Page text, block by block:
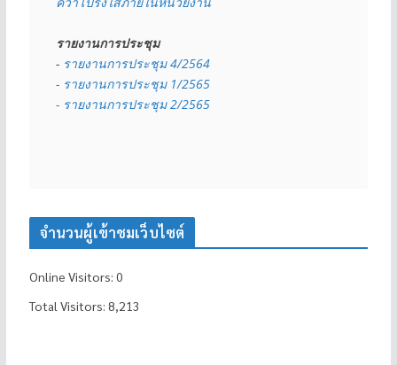
รายงานการประชุม
- รายงานการประชุม 4/2564
- รายงานการประชุม 1/2565
- รายงานการประชุม 2/2565
จำนวนผู้เข้าชมเว็บไซต์
Online Visitors: 0
Total Visitors: 8,213